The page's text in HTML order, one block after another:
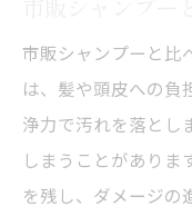
市販シャンプーと比
は、髪や頭皮への負
浄力で汚れを落とし
しまうことがありま
を残し、ダメージの